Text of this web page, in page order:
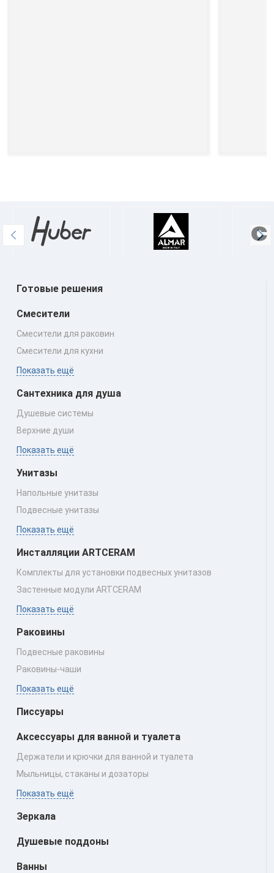
Готовые решения
Смесители
Смесители для раковин
Смесители для кухни
Показать ещё
Сантехника для душа
Душевые системы
Верхние души
Показать ещё
Унитазы
Напольные унитазы
Подвесные унитазы
Показать ещё
Инсталляции ARTCERAM
Комплекты для установки подвесных унитазов
Застенные модули ARTCERAM
Показать ещё
Раковины
Подвесные раковины
Раковины‑чаши
Показать ещё
Писсуары
Аксессуары для ванной и туалета
Держатели и крючки для ванной и туалета
Мыльницы, стаканы и дозаторы
Показать ещё
Зеркала
Душевые поддоны
Ванны